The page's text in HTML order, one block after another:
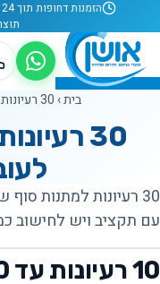
דלג לתוכןהזמנות דחופות תוך 24 שעות
בית› 30 רעיונות למתנות סוף שנה לעובדים 2026
30
30 רעיונות למתנות
עם תקציב ויש לחישוב
10 רעיונות עד ₪100